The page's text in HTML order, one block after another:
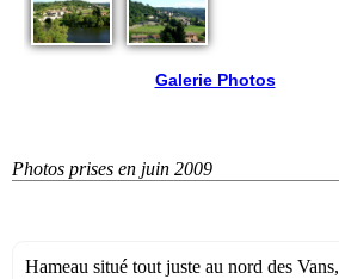
Galerie Photos
Photos prises en juin 2009
Hameau situé tout juste au nord des Vans,